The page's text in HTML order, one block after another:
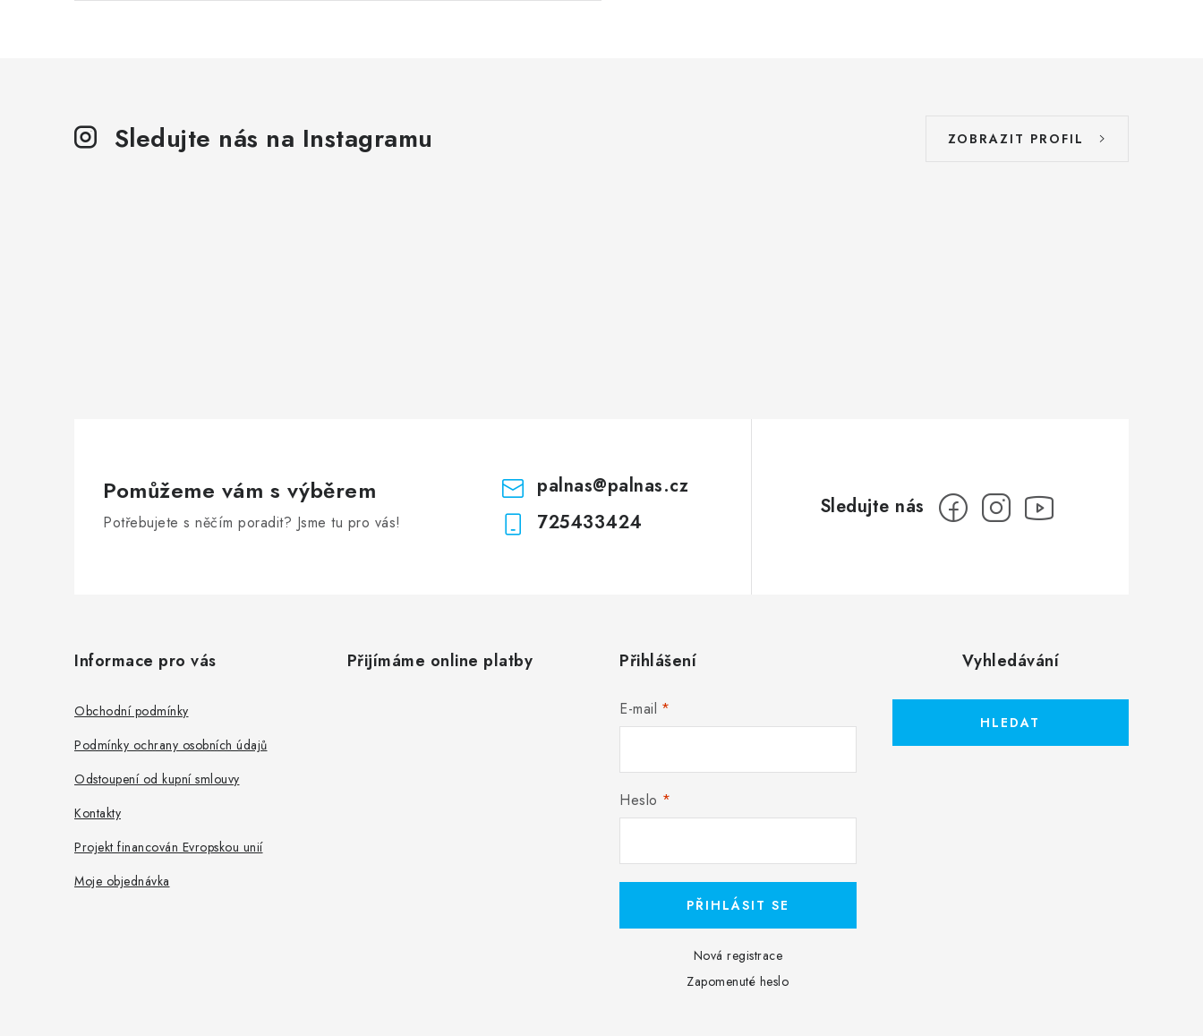
Sledujte nás na Instagramu ZOBRAZIT PROFIL
Pomůžeme vám s výběrem
Potřebujete s něčím poradit? Jsme tu pro vás!
palnas@palnas.cz
725433424
Informace pro vás
Obchodní podmínky
Podmínky ochrany osobních údajů
Odstoupení od kupní smlouvy
Kontakty
Projekt financován Evropskou unií
Moje objednávka
Přijímáme online platby Přihlášení
E-mail
Heslo
PŘIHLÁSIT SE
Nová registrace
Zapomenuté heslo
Vyhledávání
HLEDAT